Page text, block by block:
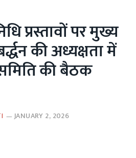
प्रस्तावों पर मुख्य
की अध्यक्षता में
की बैठक
JANUARY 2, 2026